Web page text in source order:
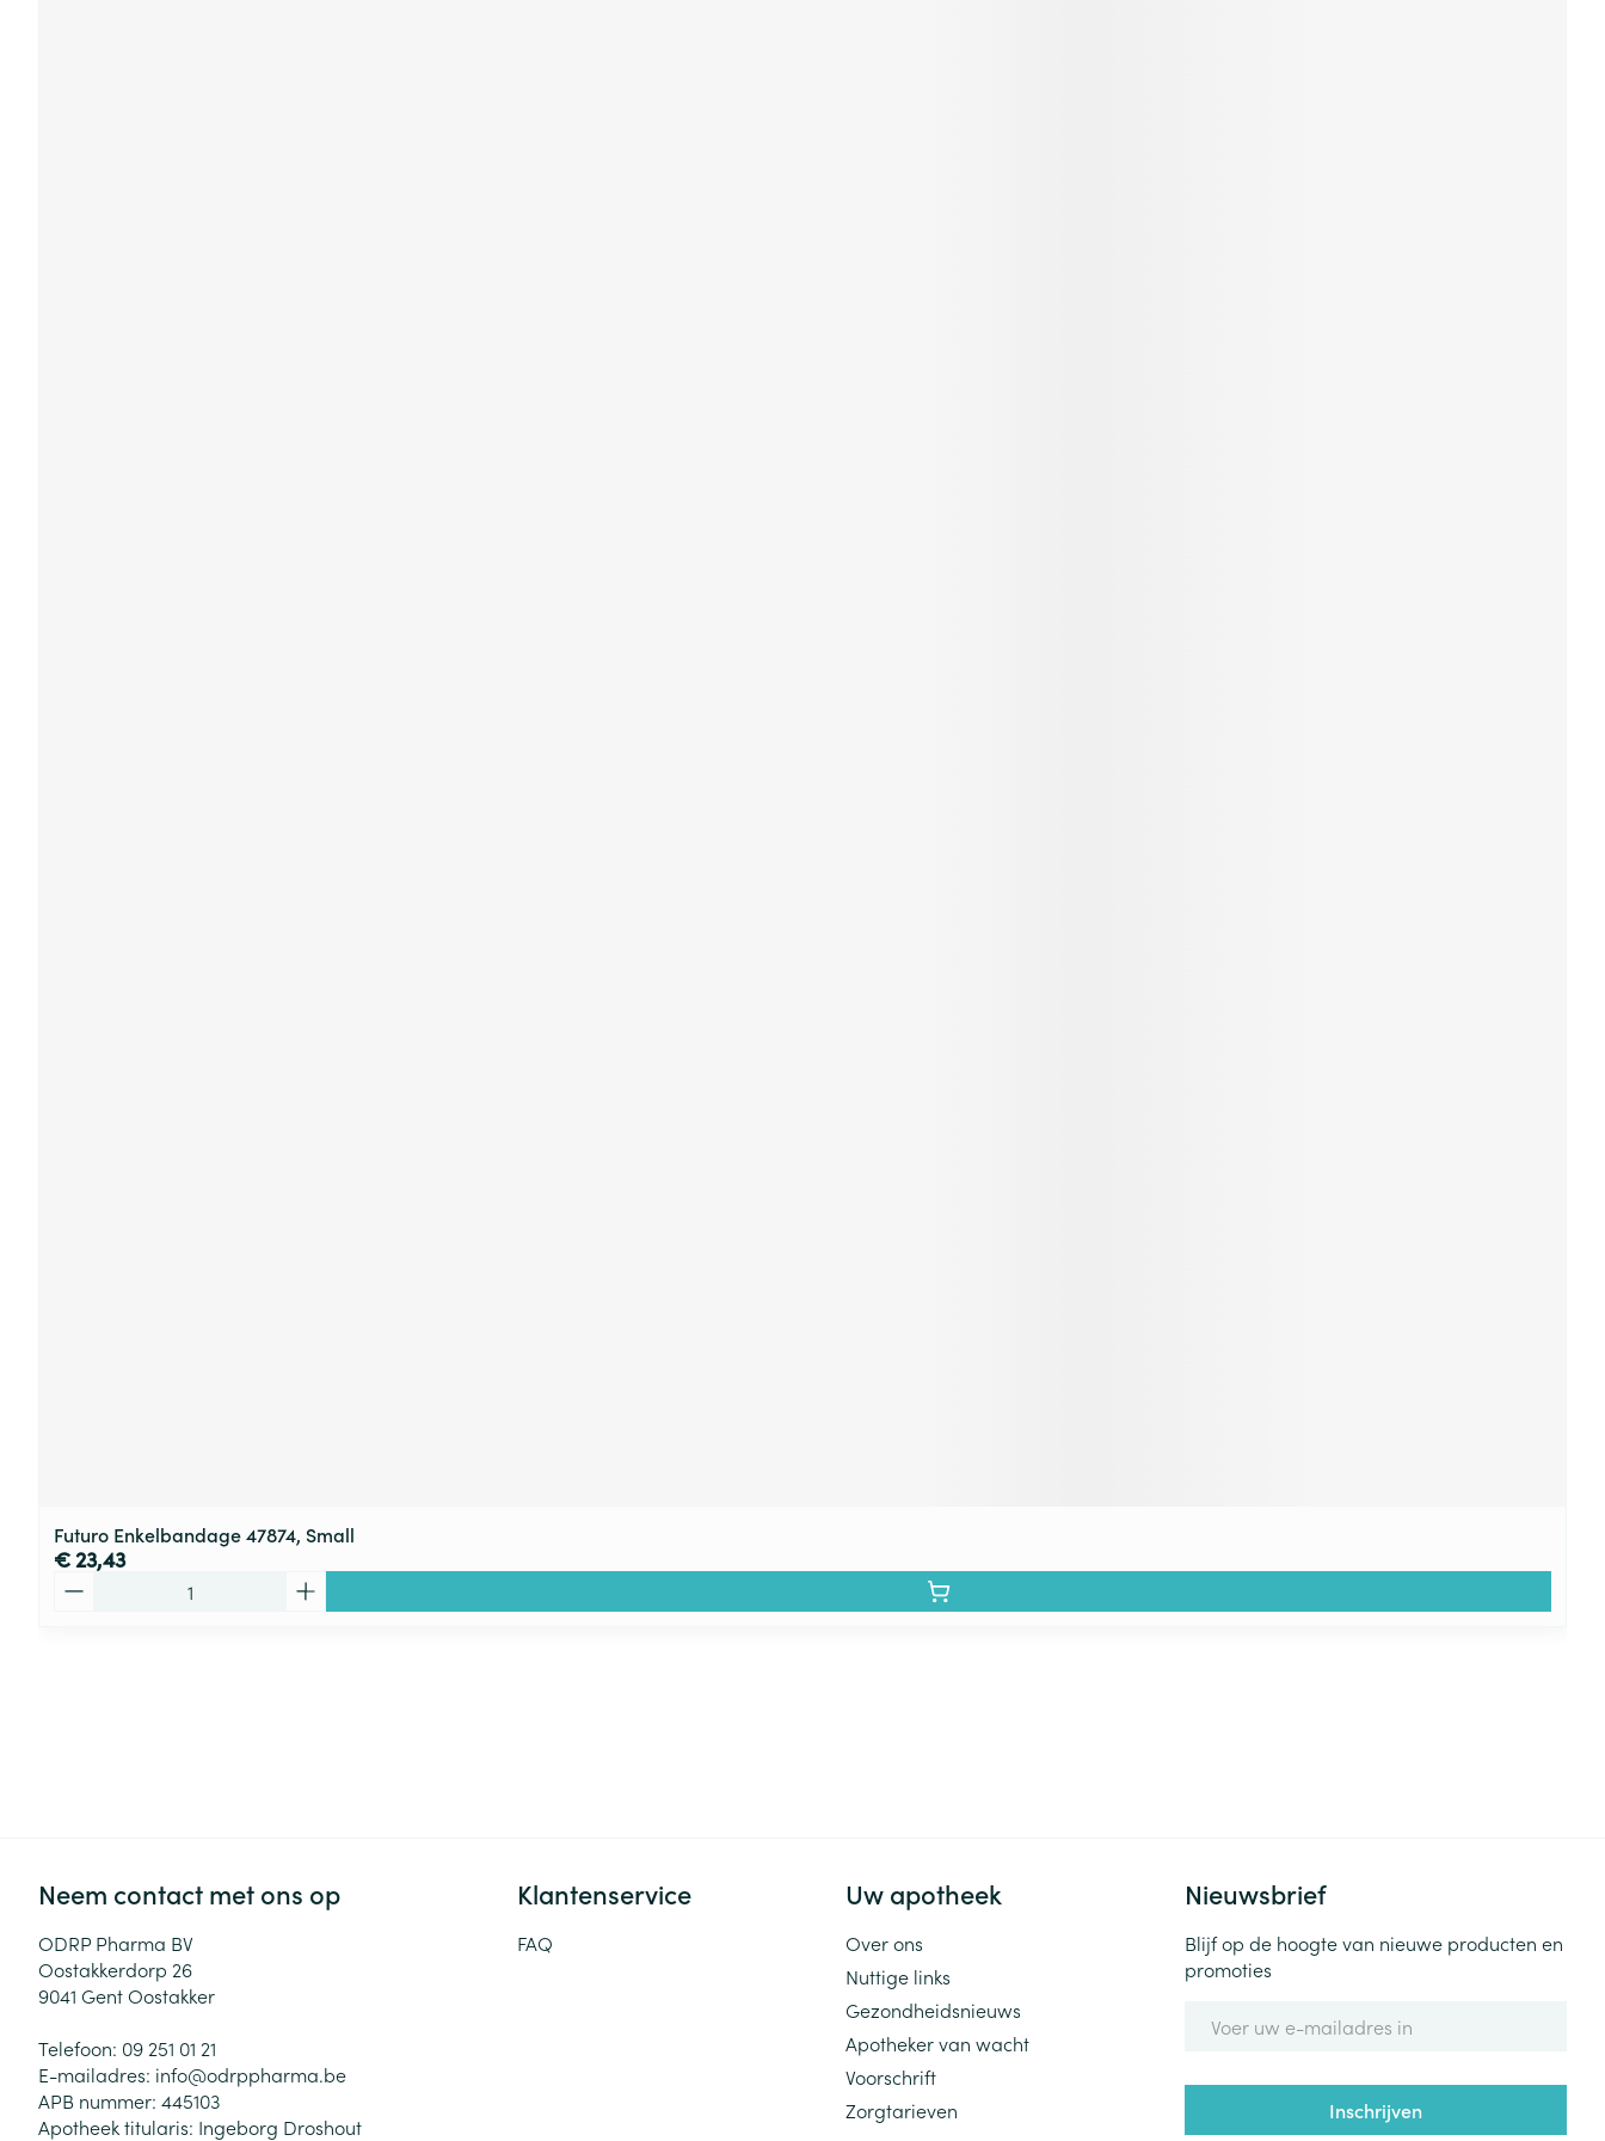
Futuro Enkelbandage 47874, Small
€ 23,43
Neem contact met ons op
ODRP Pharma BV
Oostakkerdorp 26
9041 Gent Oostakker
Telefoon: 09 251 01 21
E-mailadres: info@odrppharma.be
APB nummer: 445103
Apotheek titularis: Ingeborg Droshout
Klantenservice
FAQ
Uw apotheek
Over ons
Nuttige links
Gezondheidsnieuws
Apotheker van wacht
Voorschrift
Zorgtarieven
Nieuwsbrief
Blijf op de hoogte van nieuwe producten en
promoties
Inschrijven